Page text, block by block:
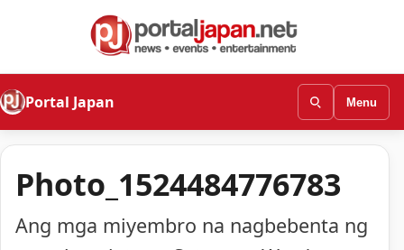
Portal Japan Menu
Photo_1524484776783
Ang mga miyembro na nagbebenta ng